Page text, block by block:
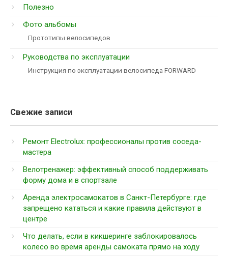
Полезно
Фото альбомы
Прототипы велосипедов
Руководства по эксплуатации
Инструкция по эксплуатации велосипеда FORWARD
Свежие записи
Ремонт Electrolux: профессионалы против соседа-
мастера
Велотренажер: эффективный способ поддерживать
форму дома и в спортзале
Аренда электросамокатов в Санкт-Петербурге: где
запрещено кататься и какие правила действуют в
центре
Что делать, если в кикшеринге заблокировалось
колесо во время аренды самоката прямо на ходу